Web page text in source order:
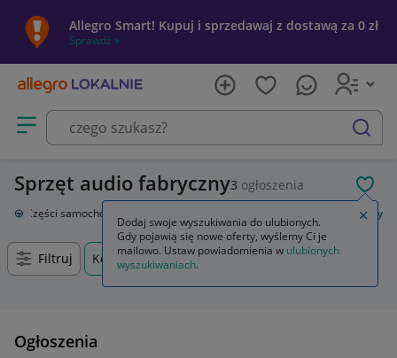
Allegro Smart! Kupuj i sprzedawaj z dostawą za 0 zł
Sprawdź »
Otwórz menu z kategoriami
szukaj
Sprzęt audio fabryczny3 ogłoszenia
Części samochodowe Sprzęt audio fabryczny
Filtruj Koronowo, Kujawsko-pomorskie, +0 km
Ogłoszenia
Dodaj swoje wyszukiwania do ulubionych.
Gdy pojawią się nowe oferty, wyślemy Ci je
mailowo. Ustaw powiadomienia w ulubionych
wyszukiwaniach.